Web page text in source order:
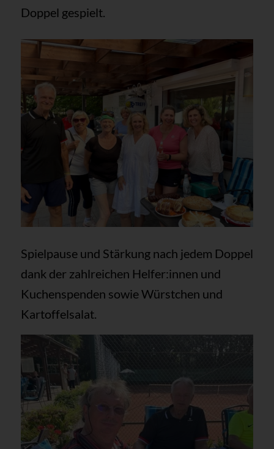
Doppel gespielt.
Spielpause und Stärkung nach jedem Doppel
dank der zahlreichen Helfer:innen und
Kuchenspenden sowie Würstchen und
Kartoffelsalat.